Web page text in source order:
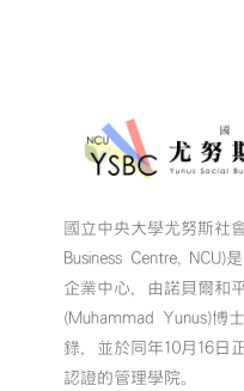
國立中央大學尤努斯社
Business Centre, NCU)
企業中心，由諾貝爾和
(Muhammad Yunus)博
錄，並於同年10月16日
認證的管理學院。